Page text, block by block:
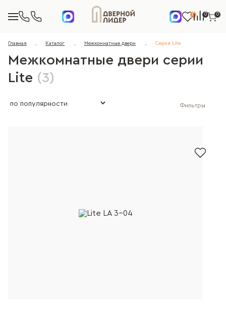
0 0 0
Главная Каталог Межкомнатные двери Серия Lite
Межкомнатные двери серии
Lite (3)
Фильтры